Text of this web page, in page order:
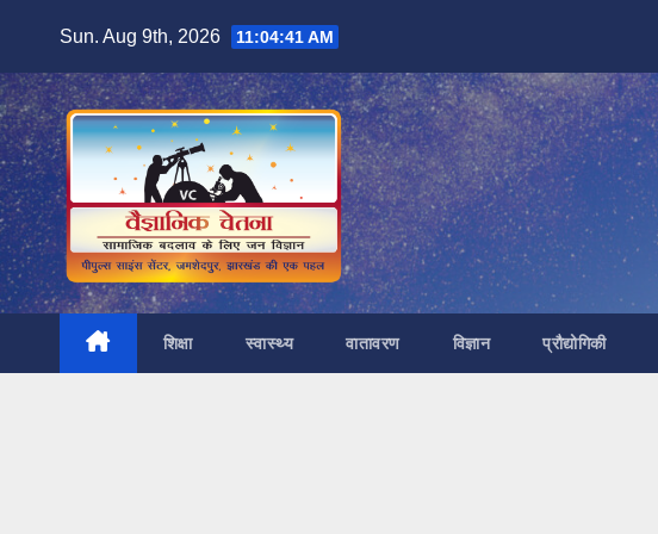
content
Sun. Aug 9th, 2026 11:04:43 AM
शिक्षा स्वास्थ्य वातावरण विज्ञान प्रौद्योगिकी